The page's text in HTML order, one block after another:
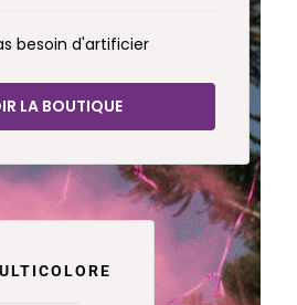
besoin d'artificier
LA BOUTIQUE